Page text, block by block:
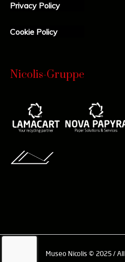
Privacy Policy
Cookie Policy
Nicolis-Gruppe
Museo Nicolis © 2025 /